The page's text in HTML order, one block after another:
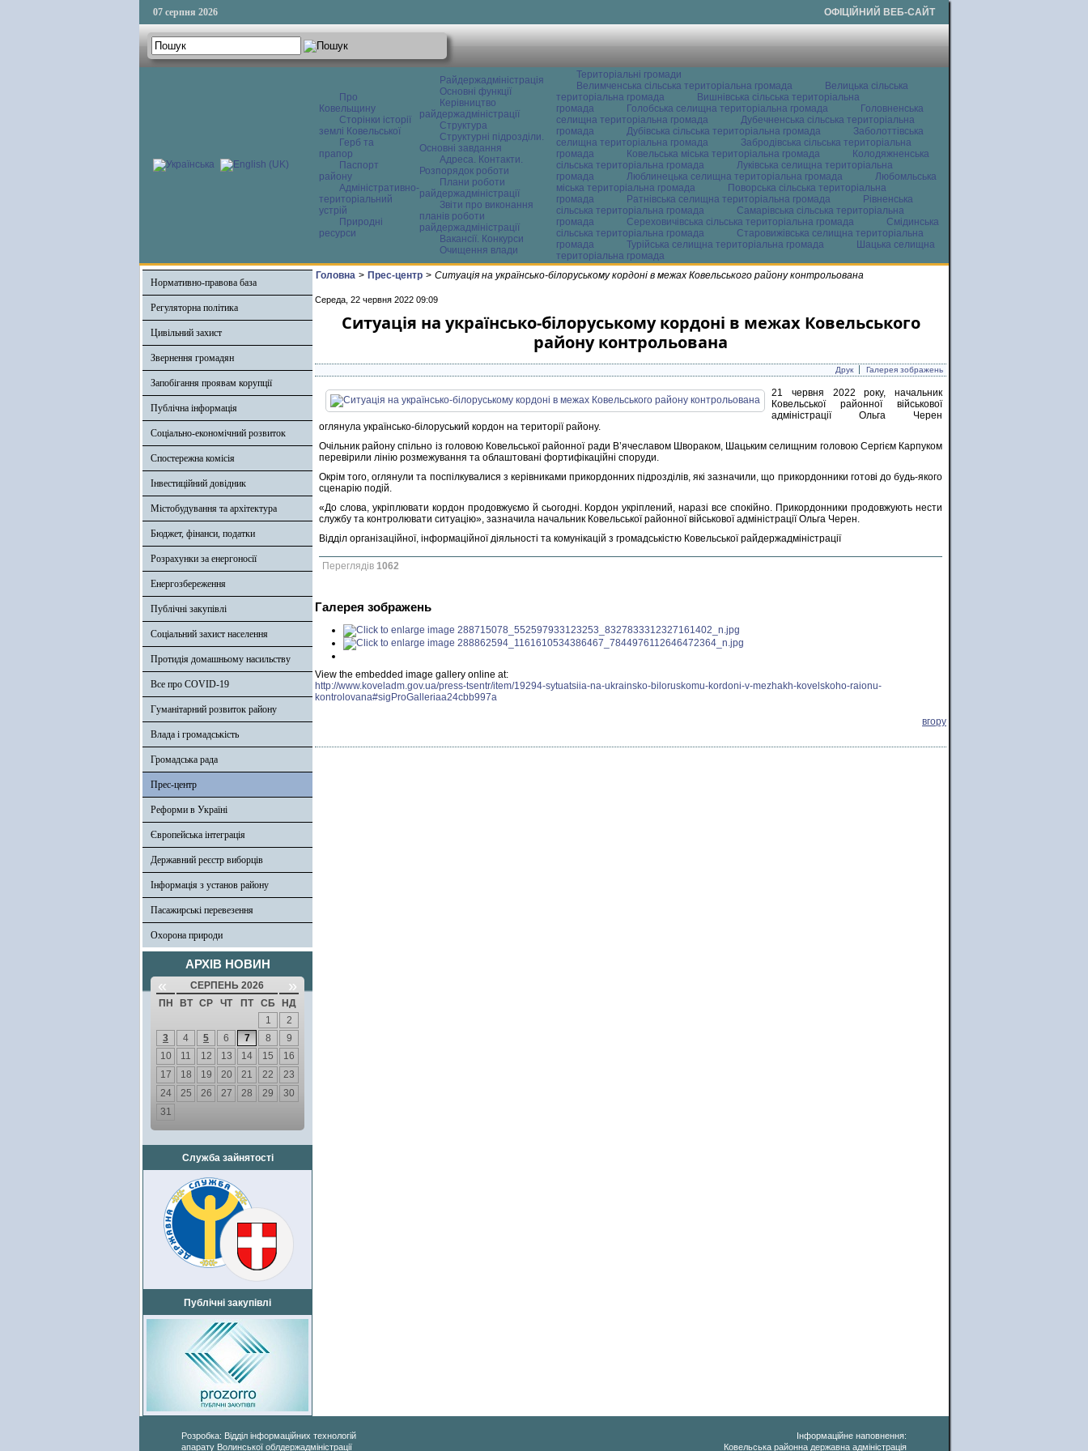
07 серпня 2026 ОФІЦІЙНИЙ ВЕБ-САЙТ
Про
Ковельщину
Сторінки історії
землі Ковельської
Герб та
прапор
Паспорт
району
Адміністративно-
територіальний
устрій
Природні
ресурси
Райдержадміністрація
Основні функції
Керівництво
райдержадміністрації
Структура
Структурні підрозділи.
Основні завдання
Адреса. Контакти.
Розпорядок роботи
Плани роботи
райдержадміністрації
Звіти про виконання
планів роботи
райдержадміністрації
Вакансії. Конкурси
Очищення влади
Територіальні громади
Велимченська сільська територіальна громада
Велицька сільська
територіальна громада
Вишнівська сільська територіальна
громада
Голобська селищна територіальна громада
Головненська
селищна територіальна громада
Дубечненська сільська територіальна
громада
Дубівська сільська територіальна громада
Заболоттівська
селищна територіальна громада
Забродівська сільська територіальна
громада
Ковельська міська територіальна громада
Колодяжненська
сільська територіальна громада
Луківська селищна територіальна
громада
Люблинецька селищна територіальна громада
Любомльська
міська територіальна громада
Поворська сільська територіальна
громада
Ратнівська селищна територіальна громада
Рівненська
сільська територіальна громада
Самарівська сільська територіальна
громада
Сереховичівська сільська територіальна громада
Смідинська
сільська територіальна громада
Старовижівська селищна територіальна
громада
Турійська селищна територіальна громада
Шацька селищна
територіальна громада
Нормативно-правова база
Регуляторна політика
Цивільний захист
Звернення громадян
Запобігання проявам корупції
Публічна інформація
Соціально-економічний розвиток
Спостережна комісія
Інвестиційний довідник
Містобудування та архітектура
Бюджет, фінанси, податки
Розрахунки за енергоносії
Енергозбереження
Публічні закупівлі
Соціальний захист населення
Протидія домашньому насильству
Все про COVID-19
Гуманітарний розвиток району
Влада і громадськість
Громадська рада
Прес-центр
Реформи в Україні
Європейська інтеграція
Державний реєстр виборців
Інформація з установ району
Пасажирські перевезення
Охорона природи
АРХІВ НОВИН
« СЕРПЕНЬ 2026 »
ПН ВТ СР ЧТ ПТ СБ
НД
1
2
3
4 5 6 7 8
9
10
11 12 13 14 15
16
17
18 19 20 21 22
23
24
25 26 27 28 29
30
31
Служба зайнятості
Публічні закупівлі
Головна > Прес-центр > Ситуація на українсько-білоруському кордоні в межах Ковельського району контрольована
Середа, 22 червня 2022 09:09
Ситуація на українсько-білоруському кордоні в межах Ковельського
району контрольована
Друк Галерея зображень
21 червня 2022 року, начальник
Ковельської районної військової
адміністрації Ольга Черен
оглянула українсько-білоруський кордон на території району.
Очільник району спільно із головою Ковельської районної ради В’ячеславом Швораком, Шацьким селищним головою Сергієм Карпуком
перевірили лінію розмежування та облаштовані фортифікаційні споруди.
Окрім того, оглянули та поспілкувалися з керівниками прикордонних підрозділів, які зазначили, що прикордонники готові до будь-якого
сценарію подій.
«До слова, укріплювати кордон продовжуємо й сьогодні. Кордон укріплений, наразі все спокійно. Прикордонники продовжують нести
службу та контролювати ситуацію», зазначила начальник Ковельської районної військової адміністрації Ольга Черен.
Відділ організаційної, інформаційної діяльності та комунікацій з громадськістю Ковельської райдержадміністрації
Переглядів 1062
Галерея зображень
View the embedded image gallery online at:
http://www.koveladm.gov.ua/press-tsentr/item/19294-sytuatsiia-na-ukrainsko-biloruskomu-kordoni-v-mezhakh-kovelskoho-raionu-
kontrolovana#sigProGalleriaa24cbb997a
вгору
Розробка: Відділ інформаційних технологій
апарату Волинської облдержадміністрації
Інформаційне наповнення:
Ковельська районна державна адміністрація